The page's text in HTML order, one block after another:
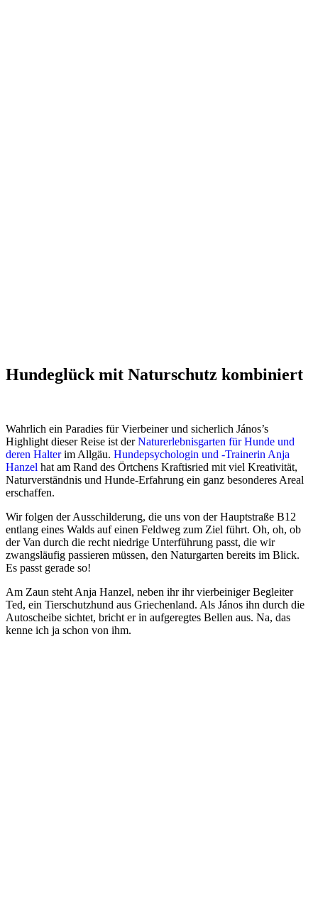
Hundeglück mit Naturschutz kombiniert
Wahrlich ein Paradies für Vierbeiner und sicherlich János’s
Highlight dieser Reise ist derNaturerlebnisgarten für Hunde und
deren Halterim Allgäu. Hundepsychologin und -Trainerin Anja
Hanzel hat am Rand des Örtchens Kraftisried mit viel Kreativität,
Naturverständnis und Hunde-Erfahrung ein ganz besonderes Areal
erschaffen.
Wir folgen der Ausschilderung, die uns von der Hauptstraße B12
entlang eines Walds auf einen Feldweg zum Ziel führt. Oh, oh, ob
der Van durch die recht niedrige Unterführung passt, die wir
zwangsläufig passieren müssen, den Naturgarten bereits im Blick.
Es passt gerade so!
Am Zaun steht Anja Hanzel, neben ihr ihr vierbeiniger Begleiter
Ted, ein Tierschutzhund aus Griechenland. Als János ihn durch die
Autoscheibe sichtet, bricht er in aufgeregtes Bellen aus. Na, das
kenne ich ja schon von ihm.